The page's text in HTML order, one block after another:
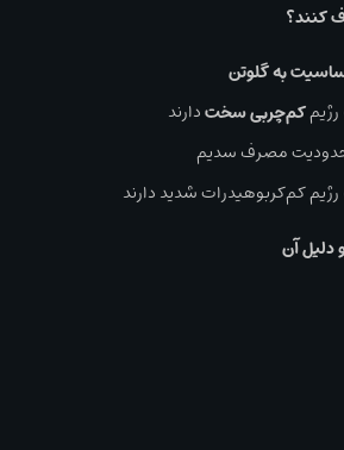
کنند؟
به گلوتن
کم‌چربی سختدارند
مصرف سدیم
کم‌کربوهیدرات شدید دارند
آن